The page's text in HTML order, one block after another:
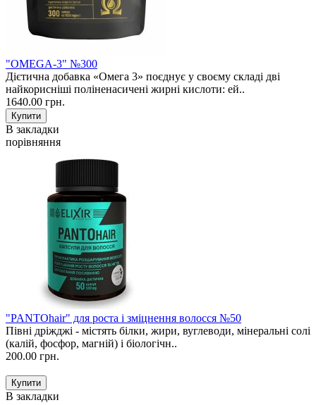
"OMEGA-3" №300
Дієтична добавка «Омега 3» поєднує у своєму складі дві
найкорисніші поліненасичені жирні кислоти: ей..
1640.00 грн.
В закладки
порівняння
"PANTOhair" для роста і зміцнення волосся №50
Півні дріжджі - містять білки, жири, вуглеводи, мінеральні солі
(калій, фосфор, магній) і біологічн..
200.00 грн.
В закладки